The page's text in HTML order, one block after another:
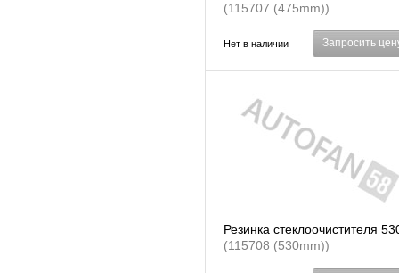
(115707 (475mm))
Нет в наличии Запросить
Резинка стеклоочистителя
(115708 (530mm))